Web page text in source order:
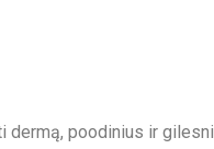
poodinius ir